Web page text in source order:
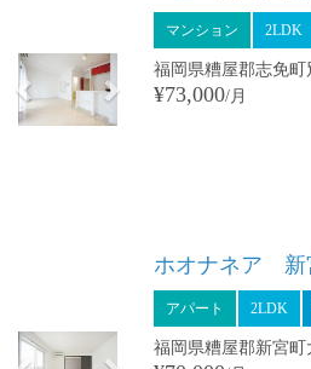
マンション 2LDK
福岡県糟屋郡志免町
¥73,000/月
Nextホオナネア 新
アパート 2LDK
福岡県糟屋郡新宮町